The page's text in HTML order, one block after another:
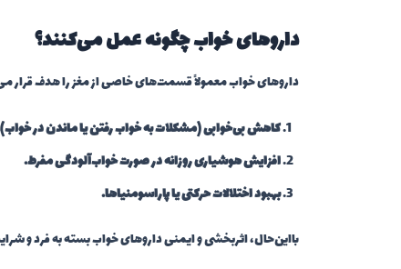
داروهای خواب چگونه عمل می‌کنند؟
داروهای خواب معمولاً قسمت‌های خاصی از مغز را هدف قرار
کاهش بی‌خوابی (مشکلات به خواب رفتن یا ماندن در
افزایش هوشیاری روزانه در صورت خواب‌آلودگی مفرط.
بهبود اختلالات حرکتی یا پاراسومنیاها.
بااین‌حال، اثربخشی و ایمنی داروهای خواب بسته به فرد و